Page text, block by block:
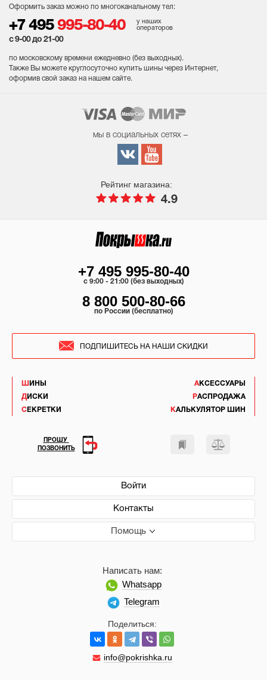
Оформить заказ можно по многоканальному тел:
+7 495 995-80-40
у наших
операторов
с 9-00 до 21-00
по московскому времени ежедневно (без выходных).
Также Вы можете круглосуточно купить шины через Интернет,
оформив свой заказ на нашем сайте.
мы в социальных сетях –
Рейтинг магазина:
4.9
ШИНЫ
ДИСКИ
СЕКРЕТКИ
АКСЕССУАРЫ
РАСПРОДАЖА
КАЛЬКУЛЯТОР ШИН
Войти
Контакты
Помощь
Поделиться:
info@pokrishka.ru
Написать нам:
Whatsapp
Telegram
+7 495 995-80-40
c 9:00 - 21:00 (без выходных)
8 800 500-80-66
по России (бесплатно)
ПОДПИШИТЕСЬ НА НАШИ СКИДКИ
ПРОШУ
ПОЗВОНИТЬ